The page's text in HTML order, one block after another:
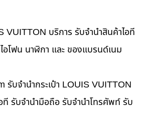
VUITTON บริการ รับจำนำสินค้าไอที
โฟน นาฬิกา และ ของแบรนด์เนม
รับจำนำกระเป๋า LOUIS VUITTON
ที รับจำนำมือถือ รับจำนำโทรศัพท์ รับ